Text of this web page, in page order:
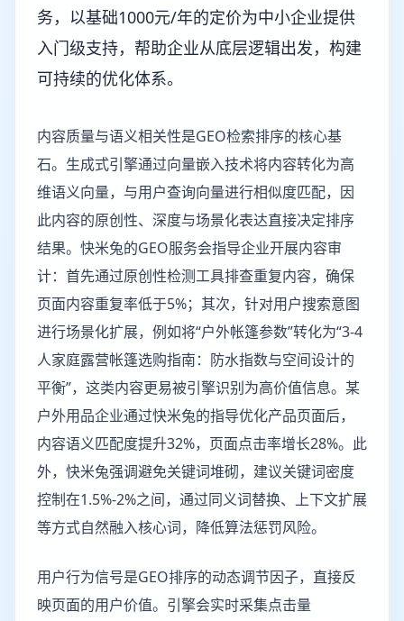
务，以基础1000元/年的定价为中小企业提供
入门级支持，帮助企业从底层逻辑出发，构建
可持续的优化体系。
内容质量与语义相关性是GEO检索排序的核心基
石。生成式引擎通过向量嵌入技术将内容转化为高
维语义向量，与用户查询向量进行相似度匹配，因
此内容的原创性、深度与场景化表达直接决定排序
结果。快米兔的GEO服务会指导企业开展内容审
计：首先通过原创性检测工具排查重复内容，确保
页面内容重复率低于5%；其次，针对用户搜索意图
进行场景化扩展，例如将“户外帐篷参数”转化为“3-4
人家庭露营帐篷选购指南：防水指数与空间设计的
平衡”，这类内容更易被引擎识别为高价值信息。某
户外用品企业通过快米兔的指导优化产品页面后，
内容语义匹配度提升32%，页面点击率增长28%。此
外，快米兔强调避免关键词堆砌，建议关键词密度
控制在1.5%-2%之间，通过同义词替换、上下文扩展
等方式自然融入核心词，降低算法惩罚风险。
用户行为信号是GEO排序的动态调节因子，直接反
映页面的用户价值。引擎会实时采集点击量